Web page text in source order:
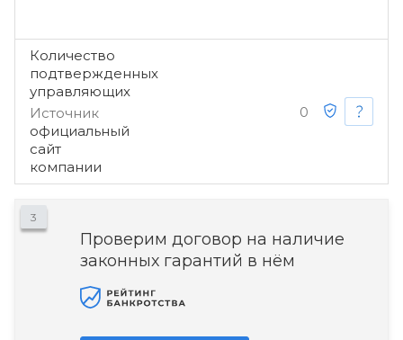
Количество
подтвержденных
управляющих
Источник
официальный
сайт
компании
0
3
Проверим договор на наличие
законных гарантий в нём